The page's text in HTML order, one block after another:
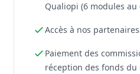
Qualiopi (6 modules au
Accès à nos
Paiement des
réception des fonds du